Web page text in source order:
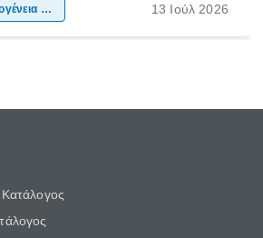
προσωπικότητας, της κοινωνικότητας
οικογένεια & παιδί 13 Ιούλ 2026